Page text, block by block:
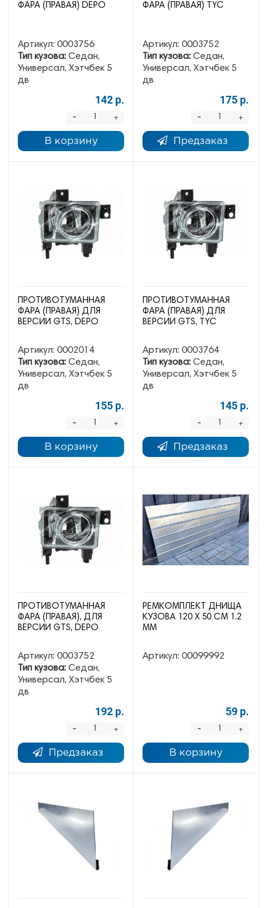
ФАРА (ПРАВАЯ) DEPO
Артикул: 0003756
Тип кузова: Седан,
Универсал, Хэтчбек 5
дв
142 р.
+
-
В корзину
ФАРА (ПРАВАЯ) TYC
Артикул: 0003752
Тип кузова: Седан,
Универсал, Хэтчбек 5
дв
175 р.
+
-
Предзаказ
ПРОТИВОТУМАННАЯ
ФАРА (ПРАВАЯ) ДЛЯ
ВЕРСИИ GTS, DEPO
Артикул: 0002014
Тип кузова: Седан,
Универсал, Хэтчбек 5
дв
155 р.
+
-
В корзину
ПРОТИВОТУМАННАЯ
ФАРА (ПРАВАЯ) ДЛЯ
ВЕРСИИ GTS, TYC
Артикул: 0003764
Тип кузова: Седан,
Универсал, Хэтчбек 5
дв
145 р.
+
-
Предзаказ
ПРОТИВОТУМАННАЯ
ФАРА (ПРАВАЯ), ДЛЯ
ВЕРСИИ GTS, DEPO
Артикул: 0003752
Тип кузова: Седан,
Универсал, Хэтчбек 5
дв
192 р.
+
-
Предзаказ
РЕМКОМПЛЕКТ ДНИЩА
КУЗОВА 120 Х 50 СМ 1.2
ММ
Артикул: 00099992
59 р.
+
-
В корзину